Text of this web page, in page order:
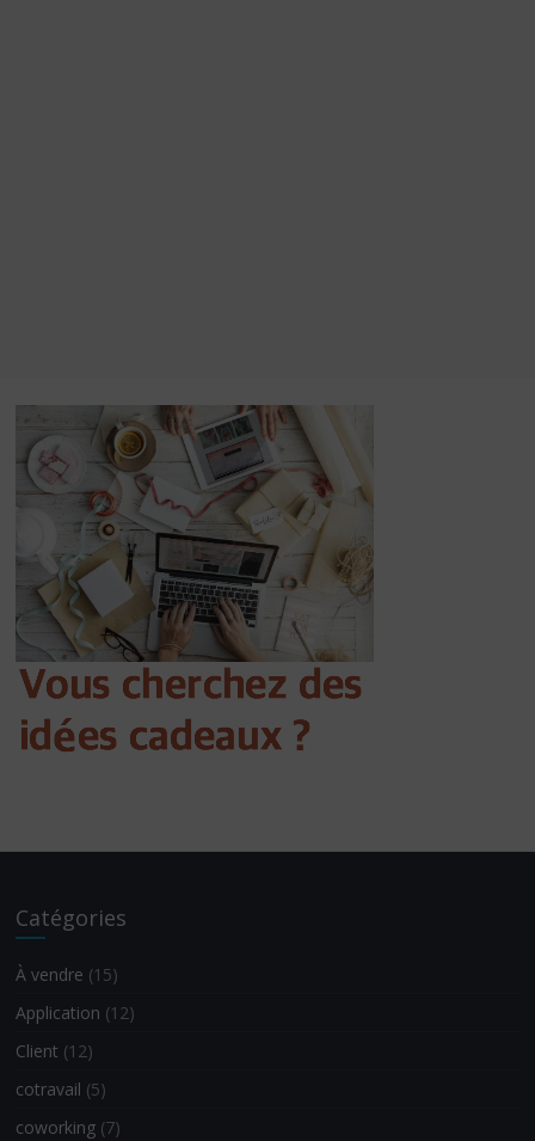
Catégories
À vendre (15)
Application (12)
Client (12)
cotravail (5)
coworking (7)